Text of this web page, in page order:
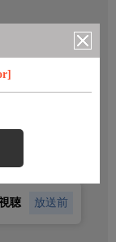
(有料)のご契約が
聴 放送前